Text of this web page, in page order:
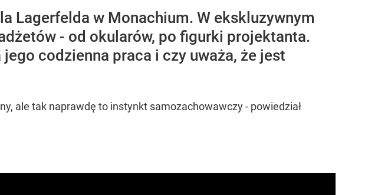
Lagerfelda w Monachium. W ekskluzywnym
- od okularów, po figurki projektanta.
codzienna praca i czy uważa, że jest
ale tak naprawdę to instynkt samozachowawczy - powiedział